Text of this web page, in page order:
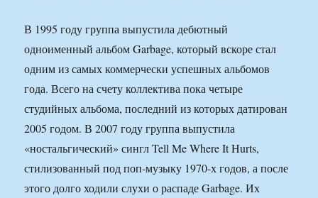
В 1995 году группа выпустила дебютный
одноименный альбом Garbage, который вскоре стал
одним из самых коммерчески успешных альбомов
года. Всего на счету коллектива пока четыре
студийных альбома, последний из которых датирован
2005 годом. В 2007 году группа выпустила
«ностальгический» сингл Tell Me Where It Hurts,
стилизованный под поп-музыку 1970-х годов, а после
этого долго ходили слухи о распаде Garbage. Их